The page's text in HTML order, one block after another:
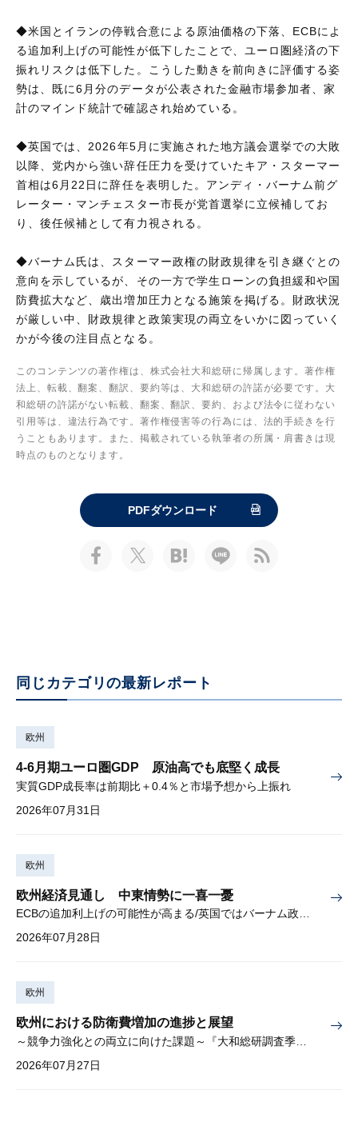
◆米国とイランの停戦合意による原油価格の下落、ECBによ
る追加利上げの可能性が低下したことで、ユーロ圏経済の下
振れリスクは低下した。こうした動きを前向きに評価する姿
勢は、既に6月分のデータが公表された金融市場参加者、家
計のマインド統計で確認され始めている。
◆英国では、2026年5月に実施された地方議会選挙での大敗
以降、党内から強い辞任圧力を受けていたキア・スターマー
首相は6月22日に辞任を表明した。アンディ・バーナム前グ
レーター・マンチェスター市長が党首選挙に立候補してお
り、後任候補として有力視される。
◆バーナム氏は、スターマー政権の財政規律を引き継ぐとの
意向を示しているが、その一方で学生ローンの負担緩和や国
防費拡大など、歳出増加圧力となる施策を掲げる。財政状況
が厳しい中、財政規律と政策実現の両立をいかに図っていく
かが今後の注目点となる。
このコンテンツの著作権は、株式会社大和総研に帰属します。著作権
法上、転載、翻案、翻訳、要約等は、大和総研の許諾が必要です。大
和総研の許諾がない転載、翻案、翻訳、要約、および法令に従わない
引用等は、違法行為です。著作権侵害等の行為には、法的手続きを行
うこともあります。また、掲載されている執筆者の所属・肩書きは現
時点のものとなります。
PDFダウンロード
同じカテゴリの最新レポート
欧州
4-6月期ユーロ圏GDP 原油高でも底堅く成長
実質GDP成長率は前期比＋0.4％と市場予想から上振れ
2026年07月31日
欧州
欧州経済見通し 中東情勢に一喜一憂
ECBの追加利上げの可能性が高まる/英国ではバーナム政権が始動
2026年07月28日
欧州
欧州における防衛費増加の進捗と展望
2026年07月27日